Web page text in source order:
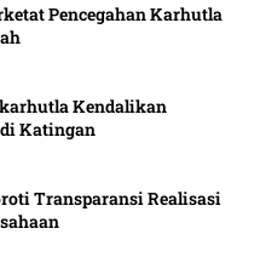
Pencegahan Karhutla
Kendalikan
Katingan
Transparansi Realisasi